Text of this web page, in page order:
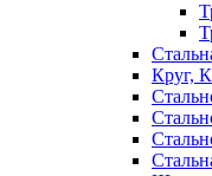
Круг,